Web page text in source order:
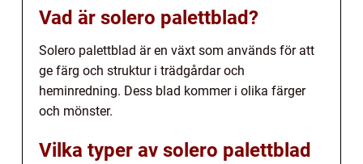
Vad är solero palettblad?
Solero palettblad är en växt som används för att
ge färg och struktur i trädgårdar och
heminredning. Dess blad kommer i olika färger
och mönster.
Vilka typer av solero palettblad